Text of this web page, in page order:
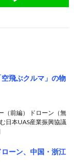
空飛ぶクルマ」の物
（前編） ドローン（無
日本UAS産業振興協議
ローン、中国・浙江